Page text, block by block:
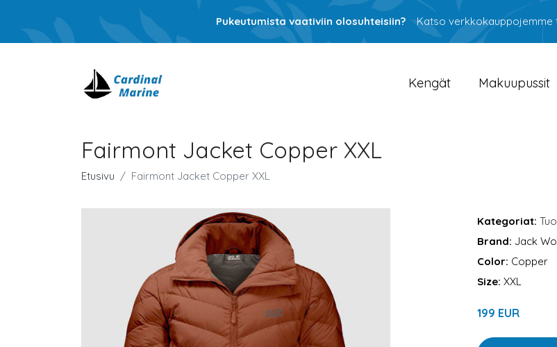
Pukeutumista vaativiin olosuhteisiin? Katso verkkokauppojemme
Kengät Makuupussit
Fairmont Jacket Copper XXL
Etusivu Fairmont Jacket Copper XXL
Kategoriat:
Brand: Jack
Color: Copper
Size: XXL
199 EUR